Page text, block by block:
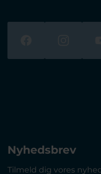
Nyhedsbrev
Tilmeld dig vores